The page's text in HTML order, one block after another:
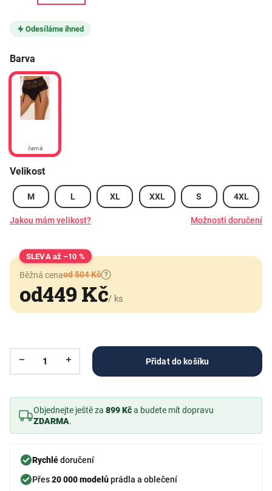
Odesíláme ihned
Barva
černá
Velikost
M L XL XXL S 4XL
Jakou mám velikost? Možnosti doručení
až –10 %
Běžná cenaod 504 Kč ?
od449 Kč/ ks
Přidat do košíku
Objednejte ještě za 899 Kča budete mít dopravu
ZDARMA.
Rychlédoručení
Přes20 000 modelůprádla a oblečení